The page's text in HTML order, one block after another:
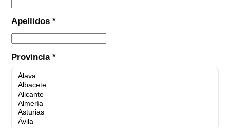
Apellidos *
Provincia *